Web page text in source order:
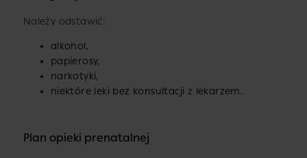
Należy odstawić:
alkohol,
papierosy,
narkotyki,
niektóre leki bez konsultacji z lekarzem.
Plan opieki prenatalnej